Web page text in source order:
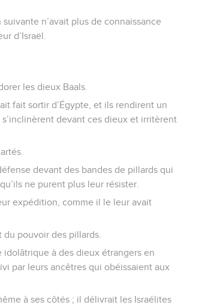
n’avait plus de connaissance
d’Israël.
les dieux Baals.
fait sortir d’Égypte, et ils rendirent un
devant ces dieux et irritèrent
devant des bandes de pillards qui
ne purent plus leur résister.
expédition, comme il le leur avait
pouvoir des pillards.
idolâtrique à des dieux étrangers en
par leurs ancêtres qui obéissaient aux
à ses côtés ; il délivrait les Israélites